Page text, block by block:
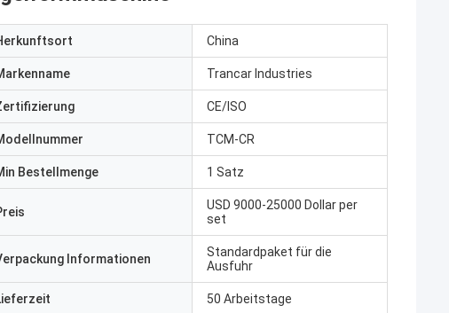
China
Trancar Industries
CE/ISO
TCM-CR
Bestellmenge 1 Satz
USD 9000-25000 Dollar per
set
Informationen
Standardpaket für die
Ausfuhr
50 Arbeitstage